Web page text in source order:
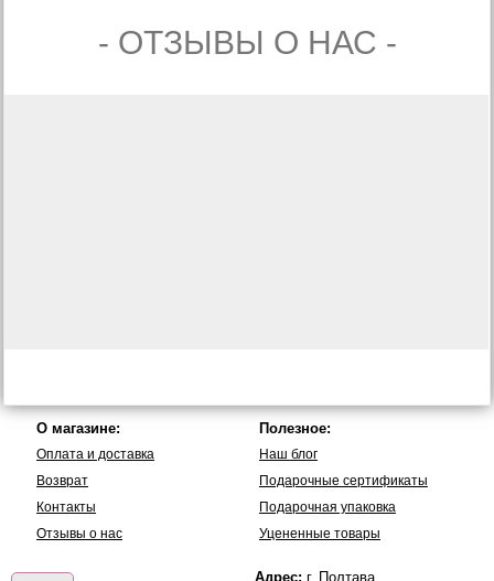
- ОТЗЫВЫ О НАС -
О магазине:
Оплата и доставка
Возврат
Контакты
Отзывы о нас
Полезное:
Наш блог
Подарочные сертификаты
Подарочная упаковка
Уцененные товары
Адрес: г. Полтава